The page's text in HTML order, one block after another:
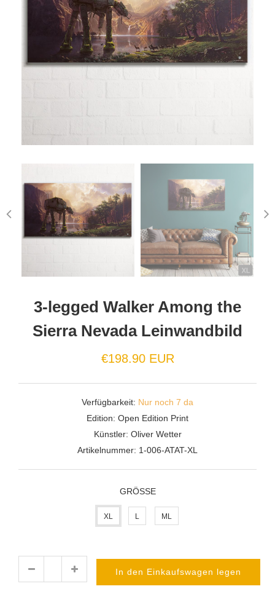
3-legged Walker Among the
Sierra Nevada Leinwandbild
€198.90 EUR
Verfügbarkeit: Nur noch 7 da
Edition: Open Edition Print
Künstler: Oliver Wetter
Artikelnummer: 1-006-ATAT-XL
GRÖSSE
XL L ML
In den Einkaufswagen legen